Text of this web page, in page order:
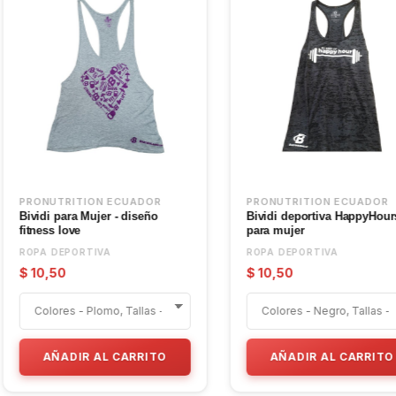
NUTRITION
/ Large
AL CARRITO
PRONUTRITION ECUADOR
Licras de compresión / Hombre
- L / Azul Camuflado
ROPA DEPORTIVA
AÑADIR AL CARRITO